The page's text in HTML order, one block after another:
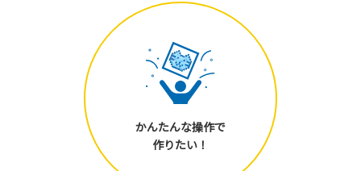
かんたんな操作で
作りたい！